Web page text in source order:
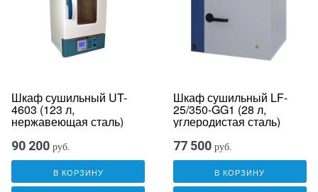
Шкаф сушильный UT-
4603 (123 л,
нержавеющая сталь)
90 200 руб.
В КОРЗИНУ
Шкаф сушильный LF-
25/350-GG1 (28 л,
углеродистая сталь)
77 500 руб.
В КОРЗИНУ